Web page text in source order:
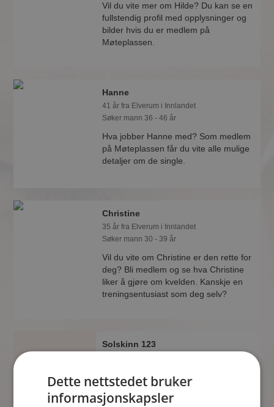
Vil du vite mer om Hilde? Du kan se en
fullstendig profil med opplysninger og
bilder hvis du er medlem på
Møteplassen.
Hanne
41 år fra Elverum i Innlandet
Søker mann 36 - 46 år
Hva jobber Hanne med? Som medlem
på Møteplassen får du vite alle mulige
detaljer om de single.
Christine
35 år fra Elverum i Innlandet
Søker mann 30 - 39 år
Vil du vite om Christine er den rette for
deg? Bli medlem og se hva Christine
liker å gjøre om kvelden. Kanskje en
treningsentusiast som deg selv?
Solskinn 123
Om ett minutt kan du være medlem på
Møteplassen, og se om Solskinn 123
Dette nettstedet bruker
informasjonskapsler